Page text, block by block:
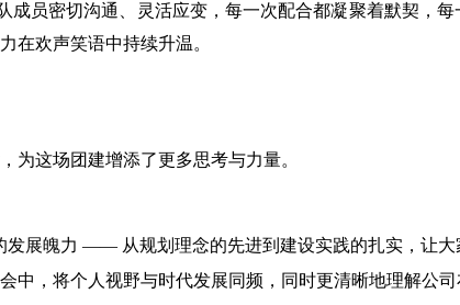
成员密切沟通、灵活应变，每一次配合都凝聚着默契，
在欢声笑语中持续升温。
为这场团建增添了更多思考与力量。
发展魄力 —— 从规划理念的先进到建设实践的扎实，让
中，将个人视野与时代发展同频，同时更清晰地理解公